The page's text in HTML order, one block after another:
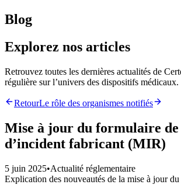
Blog
Explorez nos articles
Retrouvez toutes les dernières actualités de
régulière sur l’univers des dispositifs médicaux.
RetourLe rôle des organismes notifiés
Mise à jour du formulaire
d’incident fabricant (MIR)
5 juin 2025•Actualité réglementaire
Explication des nouveautés de la mise à jour